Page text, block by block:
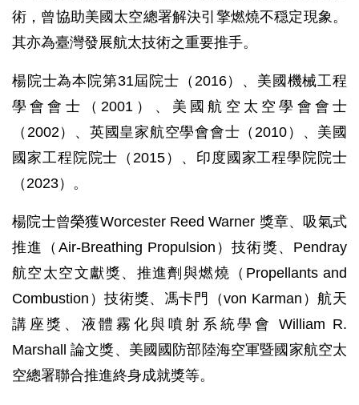
術，曾協助美國太空總署解決引擎燃燒不穏定現象。
其亦為臺灣發展航太技術之重要推手。
楊院士為本院第31屆院士（2016）、美國機械工程
學會會士（2001）、美國航空太空學會會士
（2002）、英國皇家航空學會會士（2010）、美國
國家工程院院士（2015）、印度國家工程學院院士
（2023）。
楊院士曾榮獲Worcester Reed Warner 獎章、吸氣式
推進（Air-Breathing Propulsion）技術獎、Pendray
航空太空文獻獎、推進劑與燃燒（Propellants and
Combustion）技術獎、馮卡門（von Karman）航天
講座獎、液體霧化與噴射系統學會 William R.
Marshall 論文獎、美國國防部陸海空軍暨國家航空太
空總署聯合推進終身成就獎等。